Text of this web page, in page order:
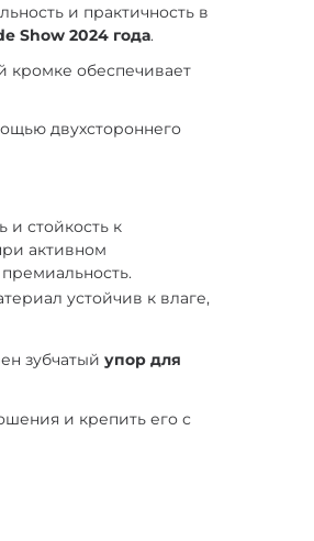
и практичность в
Show 2024 года.
кромке обеспечивает
двухстороннего
и стойкость к
активном
устойчив к влаге,
зубчатыйупор для
и крепить его с